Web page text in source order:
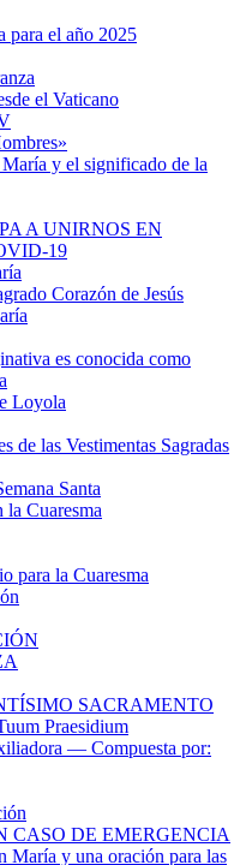
para el año 2025
el Vaticano
y el significado de la
A UNIRNOS EN
19
Corazón de Jesús
es conocida como
Loyola
de las Vestimentas Sagradas
Santa
Cuaresma
para la Cuaresma
SACRAMENTO
Praesidium
— Compuesta por:
CASO DE EMERGENCIA
María y una oración para las